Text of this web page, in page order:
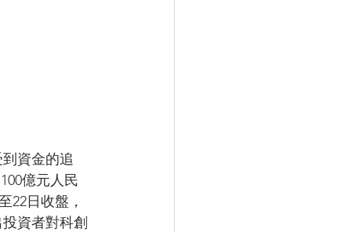
資金的追
億元人民
22日收盤，
資者對科創